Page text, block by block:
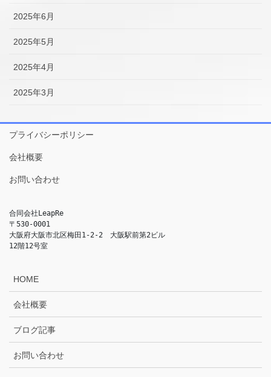
2025年6月
2025年5月
2025年4月
2025年3月
プライバシーポリシー
会社概要
お問い合わせ
合同会社LeapRe
〒530-0001
大阪府大阪市北区梅田1-2-2　大阪駅前第2ビル
12階12号室
HOME
会社概要
ブログ記事
お問い合わせ